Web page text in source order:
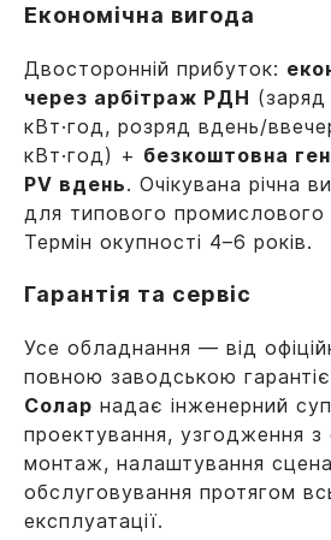
Економічна вигода
Двосторонній прибуток:
через арбітраж РДН (заряд
кВт·год, розряд вдень/
кВт·год) + безкоштовна
PV вдень. Очікувана річна
для типового промислового
Термін окупності 4–6 років.
Гарантія та сервіс
Усе обладнання — від
повною заводською
Солар надає інженерний
проектування, узгодження з
монтаж, налаштування
обслуговування протягом
експлуатації.
Залишити
Ваша локація
Надіслати